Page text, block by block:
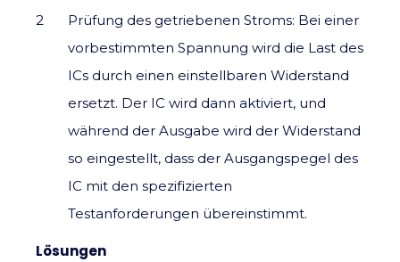
Prüfung des getriebenen Stroms: Bei einer
vorbestimmten Spannung wird die Last des
ICs durch einen einstellbaren Widerstand
ersetzt. Der IC wird dann aktiviert, und
während der Ausgabe wird der Widerstand
so eingestellt, dass der Ausgangspegel des
IC mit den spezifizierten
Testanforderungen übereinstimmt.
Lösungen